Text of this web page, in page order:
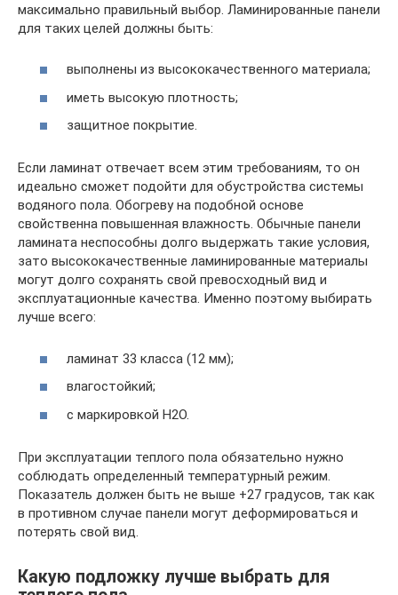
максимально правильный выбор. Ламинированные панели
для таких целей должны быть:
выполнены из высококачественного материала;
иметь высокую плотность;
защитное покрытие.
Если ламинат отвечает всем этим требованиям, то он
идеально сможет подойти для обустройства системы
водяного пола. Обогреву на подобной основе
свойственна повышенная влажность. Обычные панели
ламината неспособны долго выдержать такие условия,
зато высококачественные ламинированные материалы
могут долго сохранять свой превосходный вид и
эксплуатационные качества. Именно поэтому выбирать
лучше всего:
ламинат 33 класса (12 мм);
влагостойкий;
с маркировкой H2O.
При эксплуатации теплого пола обязательно нужно
соблюдать определенный температурный режим.
Показатель должен быть не выше +27 градусов, так как
в противном случае панели могут деформироваться и
потерять свой вид.
Какую подложку лучше выбрать для